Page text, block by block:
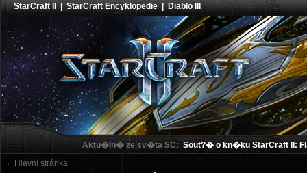
StarCraft II |StarCraft Encyklopedie|Diablo III
Aktu�ln� ze sv�ta SC: Sout?� o kn�ku StarCraft II:
Hlavní stránka